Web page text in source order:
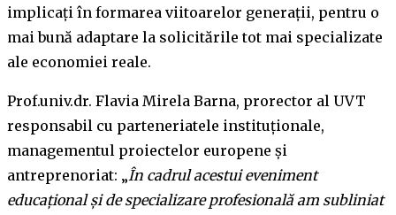
implicați în formarea viitoarelor generații, pentru o
mai bună adaptare la solicitările tot mai specializate
ale economiei reale.
Prof.univ.dr. Flavia Mirela Barna, prorector al UVT
responsabil cu parteneriatele instituţionale,
managementul proiectelor europene și
antreprenoriat: „În cadrul acestui eveniment
educațional și de specializare profesională am subliniat